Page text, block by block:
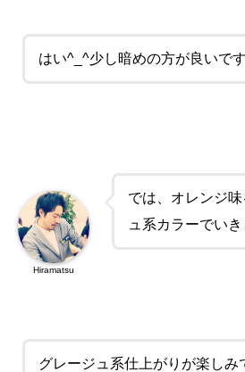
はい^_^少し暗めの方が良いです
では、オレンジ
ュ系カラーでいき
Hiramatsu
グレージュ系仕上がりが楽しみ